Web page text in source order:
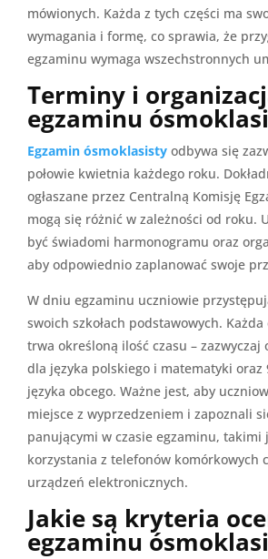
mówionych. Każda z tych części ma
wymagania i formę, co sprawia, że
egzaminu wymaga wszechstronnych
Terminy i
egzaminu
Egzamin ósmoklasisty odbywa się
połowie kwietnia każdego roku.
ogłaszane przez Centralną Komisję
mogą się różnić w zależności od roku.
być świadomi harmonogramu oraz
aby odpowiednio zaplanować swoje
W dniu egzaminu uczniowie
swoich szkołach podstawowych.
trwa określoną ilość czasu – zazwyczaj
dla języka polskiego i matematyki oraz
języka obcego. Ważne jest, aby
miejsce z wyprzedzeniem i zapoznali
panującymi w czasie egzaminu, takimi
korzystania z telefonów komórkowych
urządzeń elektronicznych.
Jakie są kryteria
egzaminu